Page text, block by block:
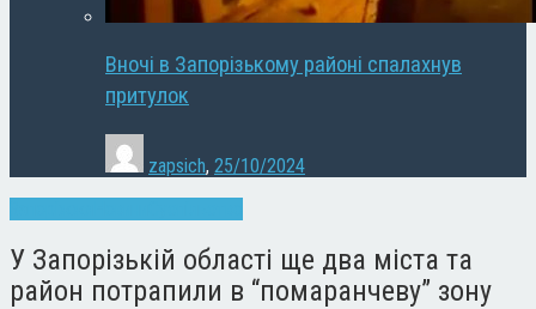
Вночі в Запорізькому районі спалахнув
притулок
zapsich, 25/10/2024
У Запорізькій області ще два міста та
район потрапили в “помаранчеву” зону